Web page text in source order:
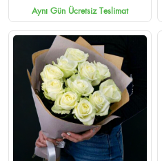
Aynı Gün Ücretsiz Teslimat